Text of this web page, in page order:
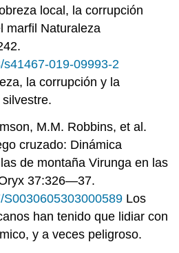
local, la corrupción
marfil Naturaleza
019-09993-2
la corrupción y la
M.M. Robbins, et al.
cruzado: Dinámica
de montaña Virunga en las
37:326—37.
Los
han tenido que lidiar con
y a veces peligroso.